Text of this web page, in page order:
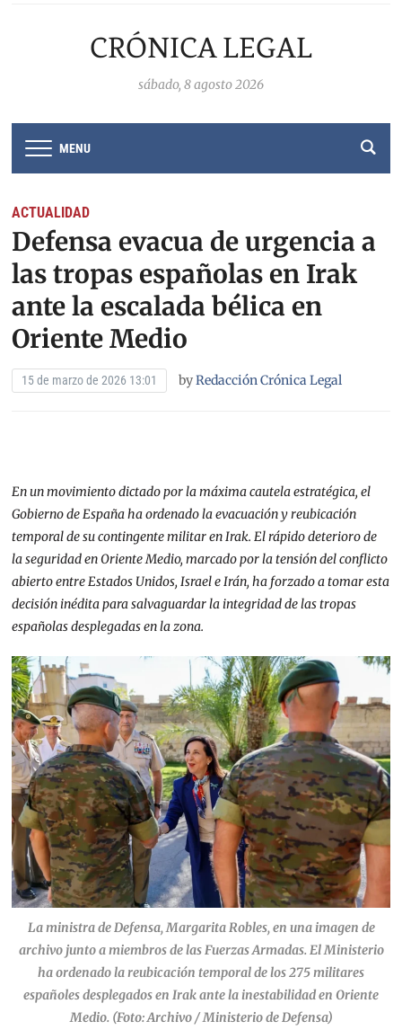
CRÓNICA LEGAL
sábado, 8 agosto 2026
MENU
ACTUALIDAD
Defensa evacua de urgencia a
las tropas españolas en Irak
ante la escalada bélica en
Oriente Medio
15 de marzo de 2026 13:01 byRedacción Crónica Legal
En un movimiento dictado por la máxima cautela estratégica, el
Gobierno de España ha ordenado la evacuación y reubicación
temporal de su contingente militar en Irak. El rápido deterioro de
la seguridad en Oriente Medio, marcado por la tensión del conflicto
abierto entre Estados Unidos, Israel e Irán, ha forzado a tomar esta
decisión inédita para salvaguardar la integridad de las tropas
españolas desplegadas en la zona.
La ministra de Defensa, Margarita Robles, en una imagen de
archivo junto a miembros de las Fuerzas Armadas. El Ministerio
ha ordenado la reubicación temporal de los 275 militares
españoles desplegados en Irak ante la inestabilidad en Oriente
Medio. (Foto: Archivo / Ministerio de Defensa)